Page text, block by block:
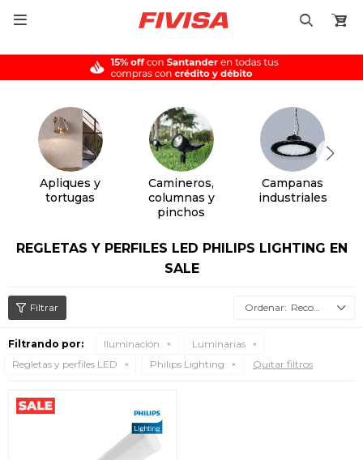

Apliques y
tortugas
Camineros,
columnas y
pinchos
Campanas
industriales
REGLETAS Y PERFILES LED PHILIPS LIGHTING EN
SALE
Recomendados
Filtrando por: Iluminación
Luminarias
Regletas y perfiles LED
Philips Lighting Quitar filtros